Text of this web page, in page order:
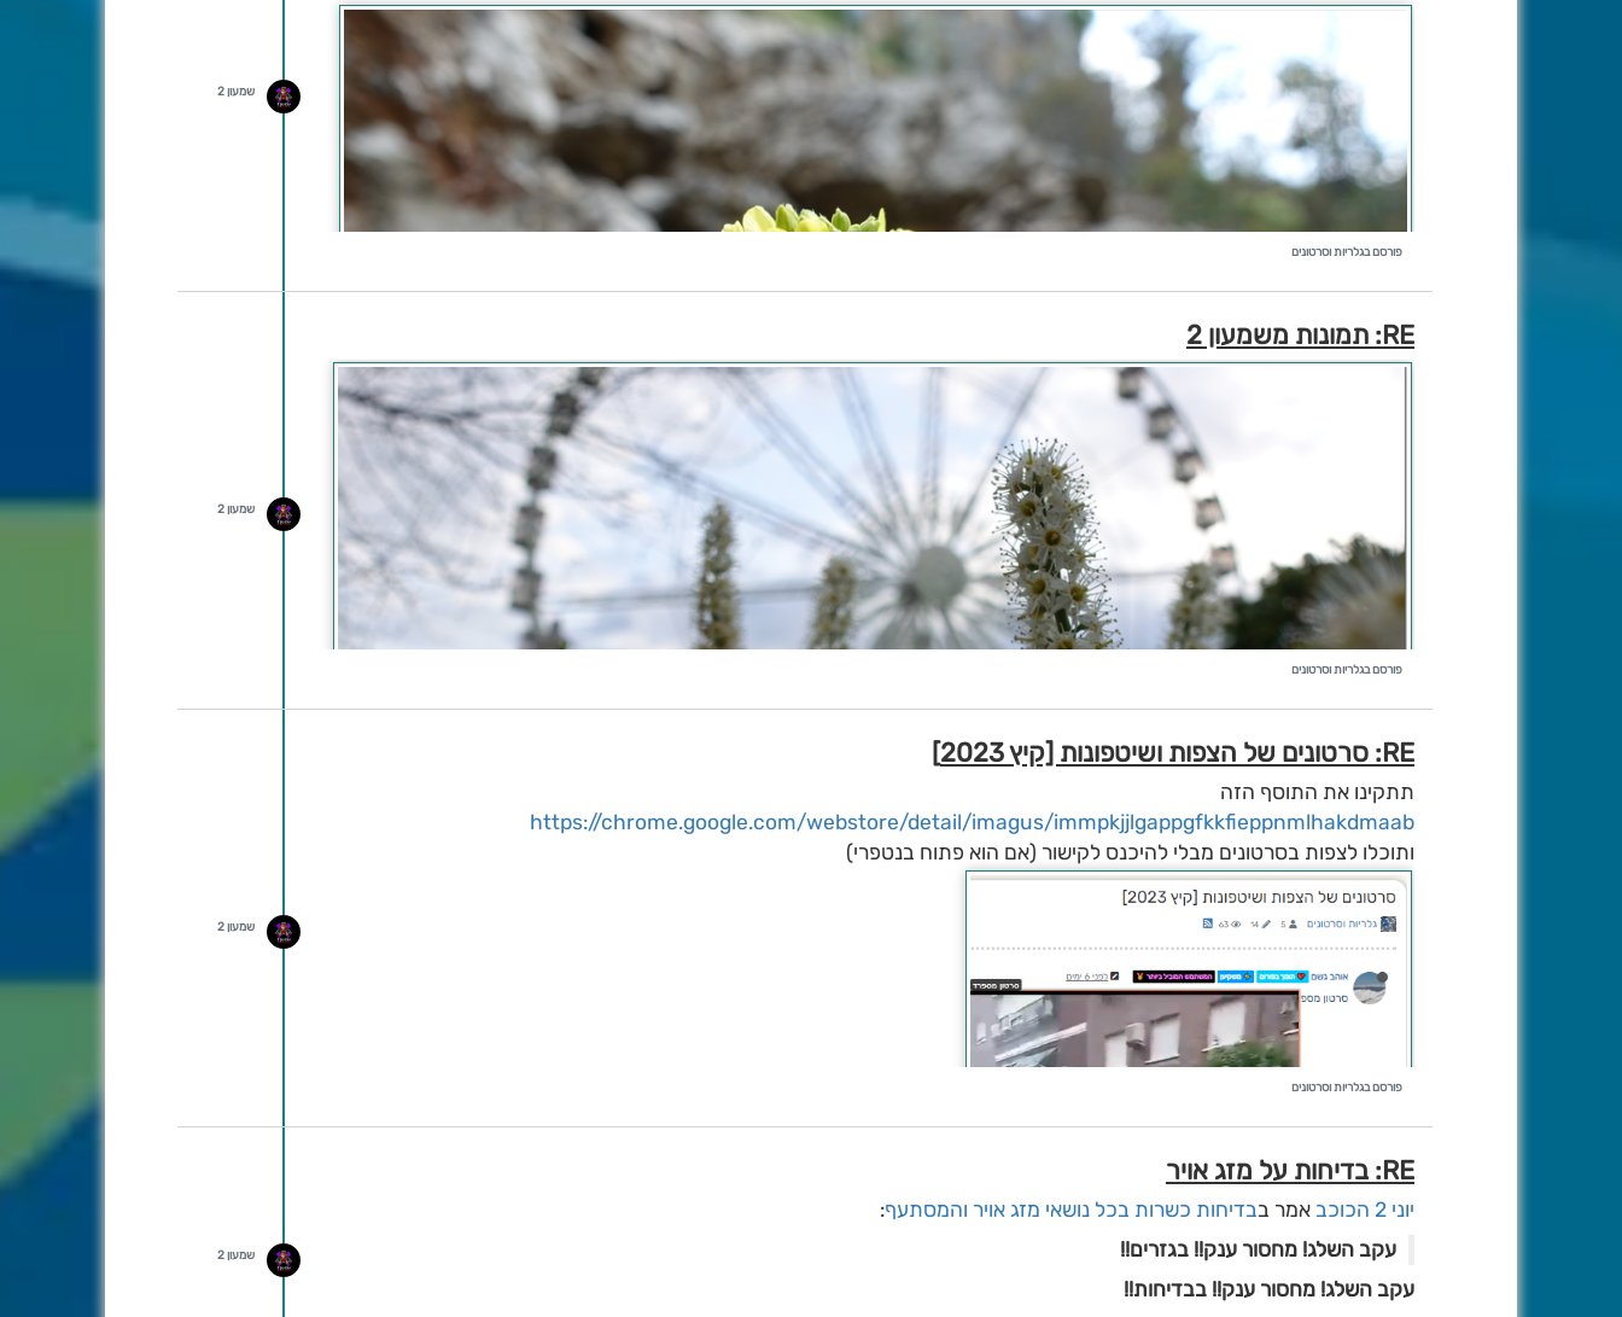
פורסם בגלריות וסרטונים
שמעון 2
RE: תמונות משמעון 2
פורסם בגלריות וסרטונים
שמעון 2
RE: סרטונים של הצפות ושיטפונות [קיץ 2023]
תתקינו את התוסף הזה
https://chrome.google.com/webstore/detail/imagus/immpkjjlgappgfkkfieppnmlhakdmaab
ותוכלו לצפות בסרטונים מבלי להיכנס לקישור (אם הוא פתוח בנטפרי)
פורסם בגלריות וסרטונים
שמעון 2
RE: בדיחות על מזג אויר
יוני 2 הכוכב אמר בבדיחות כשרות בכל נושאי מזג אויר והמסתעף:
עקב השלג! מחסור ענק!! בגזרים!!
עקב השלג! מחסור ענק!! בבדיחות!!
שמעון 2